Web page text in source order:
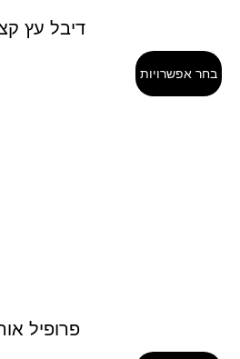
דיבל עץ
בחר אפשרויות
פרופיל אורן